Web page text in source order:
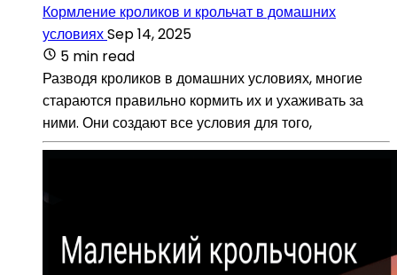
Кормление кроликов и крольчат в домашних
условияхSep 14, 2025
5 min read
Разводя кроликов в домашних условиях, многие
стараются правильно кормить их и ухаживать за
ними. Они создают все условия для того,